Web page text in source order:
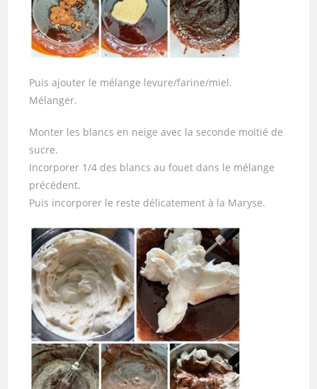
Puis ajouter le mélange levure/farine/miel.
Mélanger.
Monter les blancs en neige avec la seconde moitié de
sucre.
Incorporer 1/4 des blancs au fouet dans le mélange
précédent.
Puis incorporer le reste délicatement à la Maryse.